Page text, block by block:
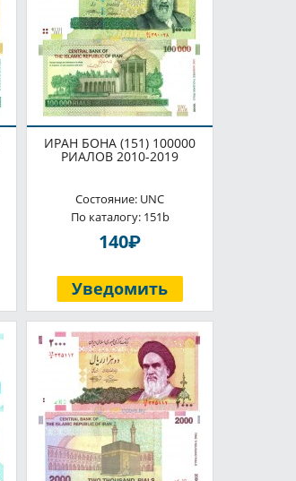
ИРАН БОНА (151) 100000
РИАЛОВ 2010-2019
Состояние: UNC
По каталогу: 151b
140P
Уведомить